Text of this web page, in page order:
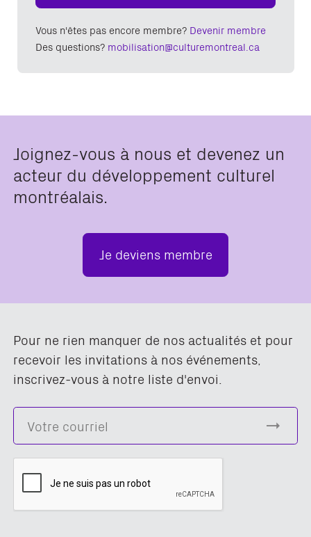
Vous n'êtes pas encore membre? Devenir membre
Des questions? mobilisation@culturemontreal.ca
Joignez-vous à nous et devenez un
acteur du développement culturel
montréalais.
Je deviens membre
Pour ne rien manquer de nos actualités et pour
recevoir les invitations à nos événements,
inscrivez-vous à notre liste d'envoi.